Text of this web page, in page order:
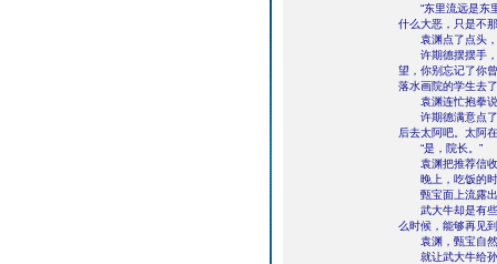
“东里流远是东里
什么大恶，只是不
袁渊点了点头，“
许期德摆摆手，“
望，你别忘记了你
落水画院的学生去
袁渊连忙抱拳说
许期德满意点了
后去太阿吧。太阿
“是，院长。”
袁渊把推荐信收
晚上，吃饭的时
甄宝面上流露出
武大牛却是有些
么时候，能够再见
袁渊，甄宝自然
就让武大牛给孙